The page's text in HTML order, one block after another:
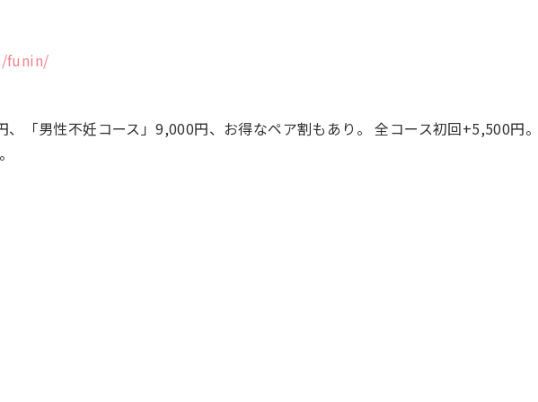
funin/
、「男性不妊コース」9,000円、お得なペア割もあり。 全コース初回+5,500円